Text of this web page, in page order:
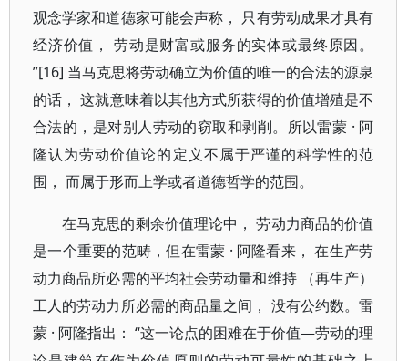
观念学家和道德家可能会声称， 只有劳动成果才具有
经济价值， 劳动是财富或服务的实体或最终原因。
”[16] 当马克思将劳动确立为价值的唯一的合法的源泉
的话， 这就意味着以其他方式所获得的价值增殖是不
合法的，是对别人劳动的窃取和剥削。所以雷蒙 · 阿
隆认为劳动价值论的定义不属于严谨的科学性的范
围， 而属于形而上学或者道德哲学的范围。
在马克思的剩余价值理论中， 劳动力商品的价值
是一个重要的范畴，但在雷蒙 · 阿隆看来， 在生产劳
动力商品所必需的平均社会劳动量和维持 （再生产）
工人的劳动力所必需的商品量之间， 没有公约数。雷
蒙 · 阿隆指出： “这一论点的困难在于价值—劳动的理